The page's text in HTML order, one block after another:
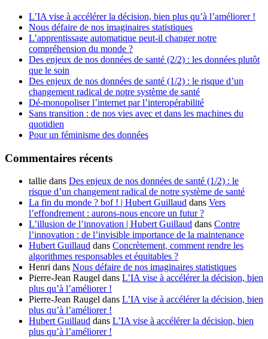
L’IA vise à accélérer la décision, bien plus qu’à l’améliorer !
Nous défaire de nos imaginaires statistiques
L’apprentissage automatique peut-il changer notre
compréhension du monde ?
Des enjeux de nos données de santé (2/2) : les données plutôt
que le soin
Des enjeux de nos données de santé (1/2) : le risque d’un
changement radical de notre système de santé
Dé-monopoliser l’internet par l’interopérabilité
Sans transition : de nos vies avec et dans les machines du
quotidien
Pour un féminisme des données
Commentaires récents
tallie dans Des enjeux de nos données de santé (1/2) : le
risque d’un changement radical de notre système de santé
La fin du monde ? bof ! | Hubert Guillaud dans Vers
l’effondrement : aurons-nous encore un futur ?
L’illusion de l’innovation | Hubert Guillaud dans Contre
l’innovation : de l’invisible importance de la maintenance
Hubert Guillaud dans Concrètement, comment rendre les
algorithmes responsables et équitables ?
Henri dans Nous défaire de nos imaginaires statistiques
Pierre-Jean Raugel dans L’IA vise à accélérer la décision, bien
plus qu’à l’améliorer !
Pierre-Jean Raugel dans L’IA vise à accélérer la décision, bien
plus qu’à l’améliorer !
Hubert Guillaud dans L’IA vise à accélérer la décision, bien
plus qu’à l’améliorer !